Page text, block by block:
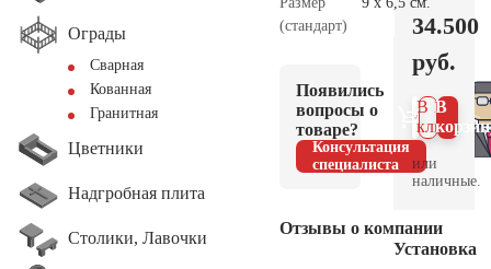
Ограды
Сварная
Кованная
Гранитная
Цветники
Надгробная плита
Столики, Лавочки
(стандарт)
Появились
вопросы о
товаре?
Консультация
специалиста
Отзывы о компании
34.500
руб.
В
В 1
клик
или
наличные.
Установка